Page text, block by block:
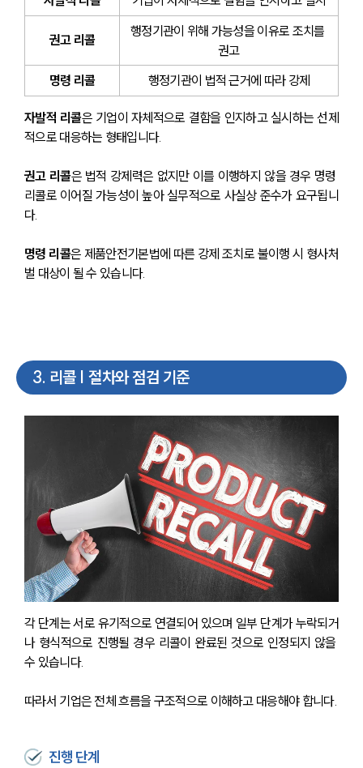
권고 리콜
행정기관이 위해 가능성을 이유로 조치를
권고
명령 리콜
행정기관이 법적 근거에 따라 강제
자발적 리콜은 기업이 자체적으로 결함을 인지하고 실시하는 선제
적으로 대응하는 형태입니다.
권고 리콜은 법적 강제력은 없지만 이를 이행하지 않을 경우 명령
리콜로 이어질 가능성이 높아 실무적으로 사실상 준수가 요구됩니
다.
명령 리콜은 제품안전기본법에 따른 강제 조치로 불이행 시 형사처
벌 대상이 될 수 있습니다.
3. 리콜 | 절차와 점검 기준
각 단계는 서로 유기적으로 연결되어 있으며 일부 단계가 누락되거
나 형식적으로 진행될 경우 리콜이 완료된 것으로 인정되지 않을
수 있습니다.
따라서 기업은 전체 흐름을 구조적으로 이해하고 대응해야 합니다.
진행 단계